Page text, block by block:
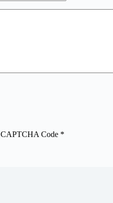
CAPTCHA Code *